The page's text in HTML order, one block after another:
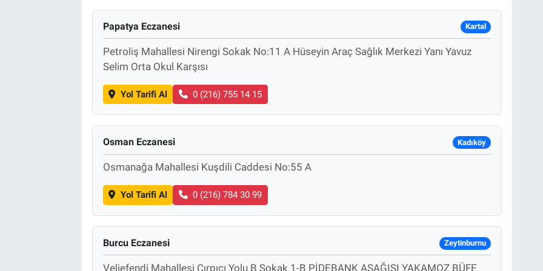
Papatya Eczanesi Kartal
Petroliş Mahallesi Nirengi Sokak No:11 A Hüseyin Araç Sağlık Merkezi Yanı Yavuz
Selim Orta Okul Karşısı
Yol Tarifi Al 0 (216) 755 14 15
Osman Eczanesi Kadıköy
Osmanağa Mahallesi Kuşdili Caddesi No:55 A
Yol Tarifi Al 0 (216) 784 30 99
Burcu Eczanesi Zeytinburnu
Veliefendi Mahallesi Çırpıcı Yolu B Sokak 1-B PİDEBANK AŞAĞISI YAKAMOZ BÜFE